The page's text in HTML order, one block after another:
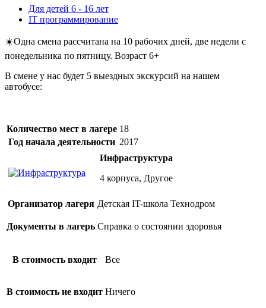
Для детей 6 - 16 лет
IT программирование
☀️Одна смена рассчитана на 10 рабочих дней, две недели с
понедельника по пятницу. Возраст 6+
В смене у нас будет 5 выездных экскурсий на нашем
автобусе:
Количество мест в лагере 18
Год начала деятельности 2017
Инфраструктура
4 корпуса, Другое
Организатор лагеря Детская IT-школа Технодром
Документы в лагерь Справка о состоянии здоровья
В стоимость входит Все
В стоимость не входит Ничего